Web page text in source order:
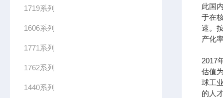
1719系列
1606系列
1771系列
1762系列
1440系列
此国
于在
速。
产化
2017
估值
球工
的人